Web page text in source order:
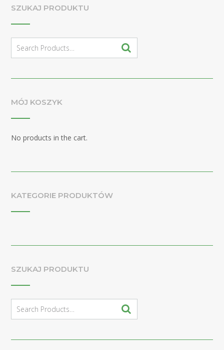
SZUKAJ PRODUKTU
for:
MÓJ KOSZYK
No products in the cart.
KATEGORIE PRODUKTÓW
SZUKAJ PRODUKTU
for: